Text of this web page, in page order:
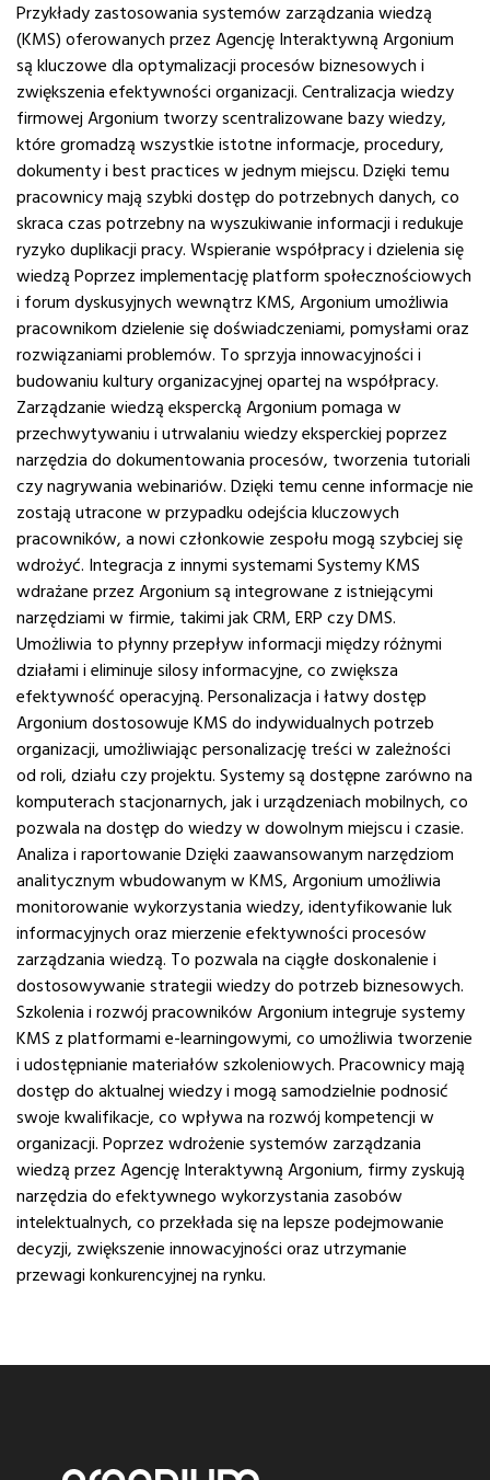
Przykłady zastosowania systemów zarządzania wiedzą
(KMS) oferowanych przez Agencję Interaktywną Argonium
są kluczowe dla optymalizacji procesów biznesowych i
zwiększenia efektywności organizacji. Centralizacja wiedzy
firmowej Argonium tworzy scentralizowane bazy wiedzy,
które gromadzą wszystkie istotne informacje, procedury,
dokumenty i best practices w jednym miejscu. Dzięki temu
pracownicy mają szybki dostęp do potrzebnych danych, co
skraca czas potrzebny na wyszukiwanie informacji i redukuje
ryzyko duplikacji pracy. Wspieranie współpracy i dzielenia się
wiedzą Poprzez implementację platform społecznościowych
i forum dyskusyjnych wewnątrz KMS, Argonium umożliwia
pracownikom dzielenie się doświadczeniami, pomysłami oraz
rozwiązaniami problemów. To sprzyja innowacyjności i
budowaniu kultury organizacyjnej opartej na współpracy.
Zarządzanie wiedzą ekspercką Argonium pomaga w
przechwytywaniu i utrwalaniu wiedzy eksperckiej poprzez
narzędzia do dokumentowania procesów, tworzenia tutoriali
czy nagrywania webinariów. Dzięki temu cenne informacje nie
zostają utracone w przypadku odejścia kluczowych
pracowników, a nowi członkowie zespołu mogą szybciej się
wdrożyć. Integracja z innymi systemami Systemy KMS
wdrażane przez Argonium są integrowane z istniejącymi
narzędziami w firmie, takimi jak CRM, ERP czy DMS.
Umożliwia to płynny przepływ informacji między różnymi
działami i eliminuje silosy informacyjne, co zwiększa
efektywność operacyjną. Personalizacja i łatwy dostęp
Argonium dostosowuje KMS do indywidualnych potrzeb
organizacji, umożliwiając personalizację treści w zależności
od roli, działu czy projektu. Systemy są dostępne zarówno na
komputerach stacjonarnych, jak i urządzeniach mobilnych, co
pozwala na dostęp do wiedzy w dowolnym miejscu i czasie.
Analiza i raportowanie Dzięki zaawansowanym narzędziom
analitycznym wbudowanym w KMS, Argonium umożliwia
monitorowanie wykorzystania wiedzy, identyfikowanie luk
informacyjnych oraz mierzenie efektywności procesów
zarządzania wiedzą. To pozwala na ciągłe doskonalenie i
dostosowywanie strategii wiedzy do potrzeb biznesowych.
Szkolenia i rozwój pracowników Argonium integruje systemy
KMS z platformami e-learningowymi, co umożliwia tworzenie
i udostępnianie materiałów szkoleniowych. Pracownicy mają
dostęp do aktualnej wiedzy i mogą samodzielnie podnosić
swoje kwalifikacje, co wpływa na rozwój kompetencji w
organizacji. Poprzez wdrożenie systemów zarządzania
wiedzą przez Agencję Interaktywną Argonium, firmy zyskują
narzędzia do efektywnego wykorzystania zasobów
intelektualnych, co przekłada się na lepsze podejmowanie
decyzji, zwiększenie innowacyjności oraz utrzymanie
przewagi konkurencyjnej na rynku.